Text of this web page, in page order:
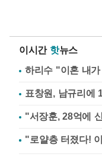
이시간 핫뉴스
하리수 "이혼 내
표창원, 남규리에
"서장훈, 28억에